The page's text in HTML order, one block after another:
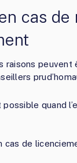
cas
raisons peuvent
quand
cas de